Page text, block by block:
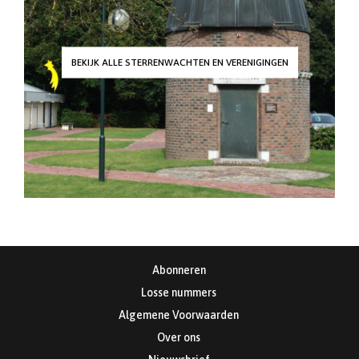
BEKIJK ALLE STERRENWACHTEN EN VERENIGINGEN
Abonneren
Losse nummers
Algemene Voorwaarden
Over ons